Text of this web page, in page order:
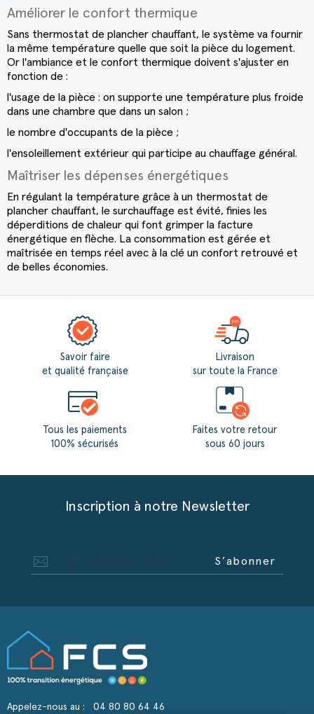
(3 avis)
Améliorer le confort thermique
Sans thermostat de plancher chauffant, le système va fournir
la même température quelle que soit la pièce du logement.
Or l'ambiance et le confort thermique doivent s'ajuster en
fonction de :
l'usage de la pièce : on supporte une température plus froide
dans une chambre que dans un salon ;
le nombre d'occupants de la pièce ;
l'ensoleillement extérieur qui participe au chauffage général.
Maîtriser les dépenses énergétiques
En régulant la température grâce à un thermostat de
plancher chauffant, le surchauffage est évité, finies les
déperditions de chaleur qui font grimper la facture
énergétique en flèche. La consommation est gérée et
maîtrisée en temps réel avec à la clé un confort retrouvé et
de belles économies.
Savoir faire
et qualité française
Tous les paiements
100% sécurisés
Livraison
sur toute la France
Faites votre retour
sous 60 jours
Inscription à notre Newsletter
S’abonner
Appelez-nous au : 04 80 80 64 46